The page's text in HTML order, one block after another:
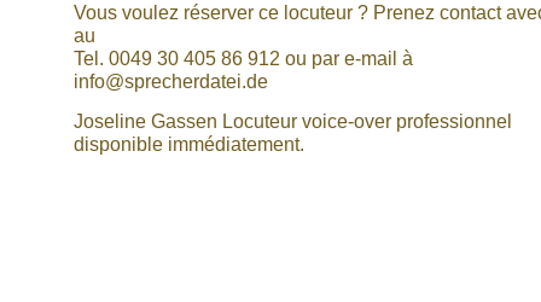
Vous voulez réserver ce locuteur ? Prenez contact
au
Tel. 0049 30 405 86 912 ou par e-mail à
info@sprecherdatei.de
Joseline Gassen Locuteur voice-over professionnel
disponible immédiatement.